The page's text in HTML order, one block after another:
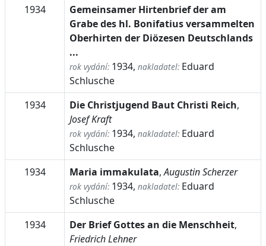
1934
Gemeinsamer Hirtenbrief der am
Grabe des hl. Bonifatius versammelten
Oberhirten der Diözesen Deutschlands
...
rok vydání: 1934, nakladatel: Eduard
Schlusche
1934
Die Christjugend Baut Christi Reich,
Josef Kraft
rok vydání: 1934, nakladatel: Eduard
Schlusche
1934
Maria immakulata,Augustin Scherzer
rok vydání: 1934, nakladatel: Eduard
Schlusche
1934
Der Brief Gottes an die Menschheit,
Friedrich Lehner